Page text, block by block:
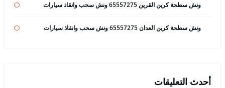
ونش سطحة كرين القرين 65557275 ونش سحب وانقاذ سيارات
ونش سطحة كرين العدان 65557275 ونش سحب وانقاذ سيارات
أحدث التعليقات